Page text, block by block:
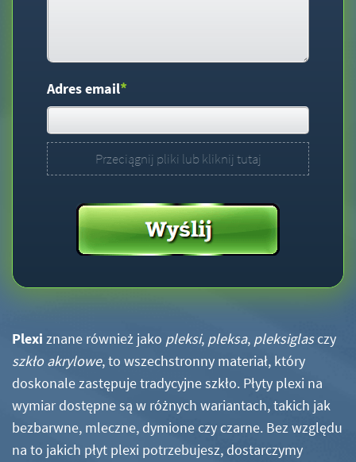
Adres email*
Przeciągnij pliki lub kliknij tutaj
Plexi znane również jako pleksi, pleksa, pleksiglasczy
szkło akrylowe, to wszechstronny materiał, który
doskonale zastępuje tradycyjne szkło. Płyty plexi na
wymiar dostępne są w różnych wariantach, takich jak
bezbarwne, mleczne, dymione czy czarne. Bez względu
na to jakich płyt plexi potrzebujesz, dostarczymy